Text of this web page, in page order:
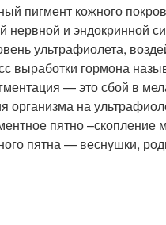
пигмент кожного
нервной и эндокринной
ультрафиолета,
выработки гормона
— это сбой в
организма на
пятно –скопление
пятна — веснушки,